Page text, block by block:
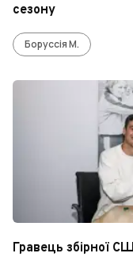
сезону
Боруссія М.
Гравець збірної